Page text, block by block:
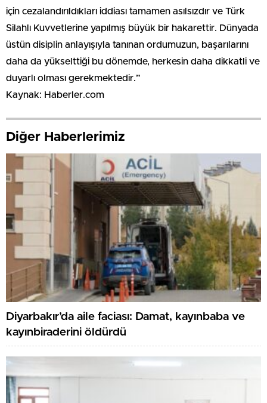
için cezalandırıldıkları iddiası tamamen asılsızdır ve Türk
Silahlı Kuvvetlerine yapılmış büyük bir hakarettir. Dünyada
üstün disiplin anlayışıyla tanınan ordumuzun, başarılarını
daha da yükselttiği bu dönemde, herkesin daha dikkatli ve
duyarlı olması gerekmektedir.”
Kaynak: Haberler.com
Diğer Haberlerimiz
Diyarbakır’da aile faciası: Damat, kayınbaba ve
kayınbiraderini öldürdü